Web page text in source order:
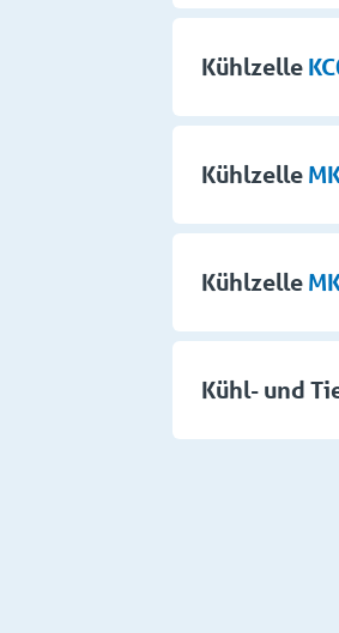
Kühlzelle
Kühlzelle
Kühlzelle
Kühl- und